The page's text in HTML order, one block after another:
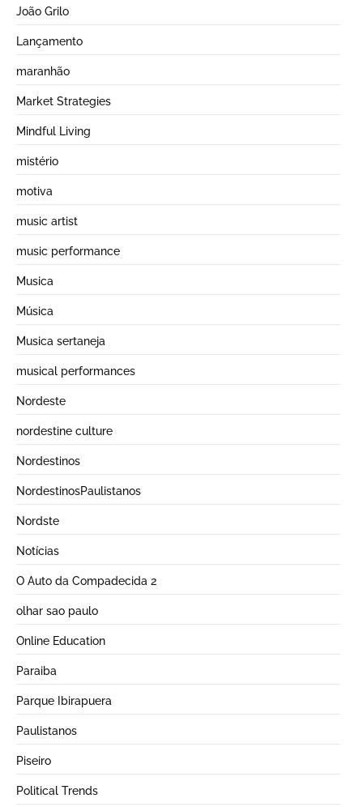
João Grilo
Lançamento
maranhão
Market Strategies
Mindful Living
mistério
motiva
music artist
music performance
Musica
Música
Musica sertaneja
musical performances
Nordeste
nordestine culture
Nordestinos
NordestinosPaulistanos
Nordste
Notícias
O Auto da Compadecida 2
olhar sao paulo
Online Education
Paraiba
Parque Ibirapuera
Paulistanos
Piseiro
Political Trends